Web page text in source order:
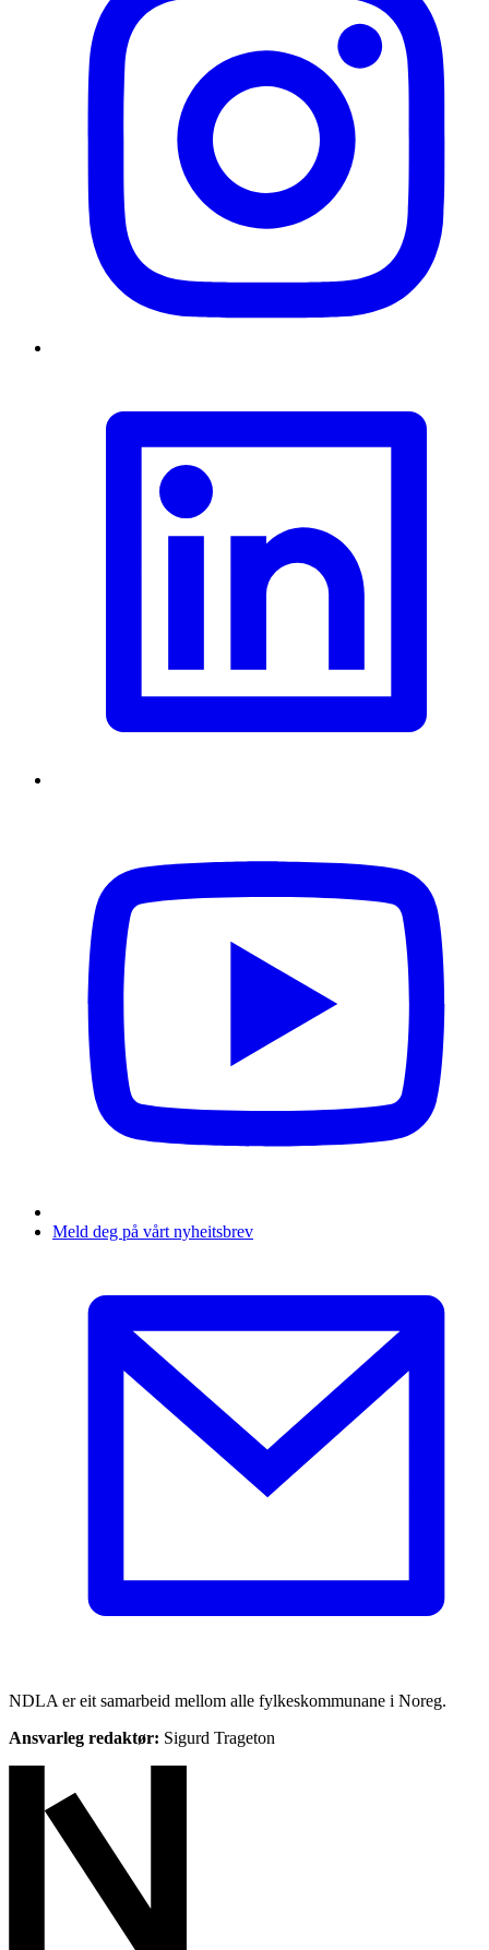
Meld deg på vårt nyheitsbrev
NDLA er eit samarbeid mellom alle fylkeskommunane i Noreg.
Ansvarleg redaktør: Sigurd Trageton